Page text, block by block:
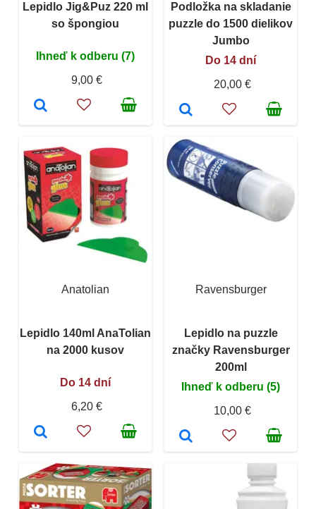
Lepidlo Jig&Puz 220 ml
so špongiou
Ihneď k odberu (7)
9,00 €
Podložka na skladanie
puzzle do 1500 dielikov
Jumbo
Do 14 dní
20,00 €
Anatolian
Lepidlo 140ml AnaTolian
na 2000 kusov
Do 14 dní
6,20 €
Ravensburger
Lepidlo na puzzle
značky Ravensburger
200ml
Ihneď k odberu (5)
10,00 €